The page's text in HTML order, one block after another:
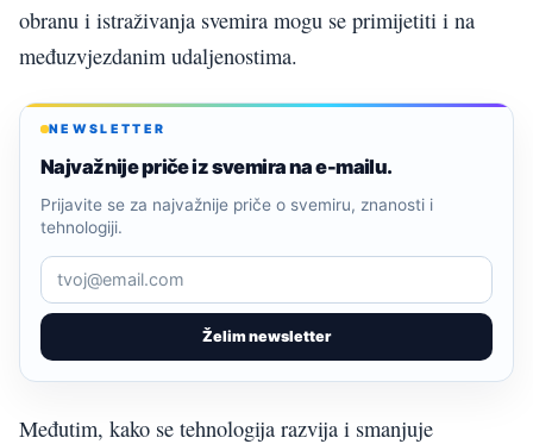
obranu i istraživanja svemira mogu se primijetiti i na
međuzvjezdanim udaljenostima.
NEWSLETTER
Najvažnije priče iz svemira na e-mailu.
Želim newsletter
Prijavite se za najvažnije priče o svemiru, znanosti i
tehnologiji.
Međutim, kako se tehnologija razvija i smanjuje